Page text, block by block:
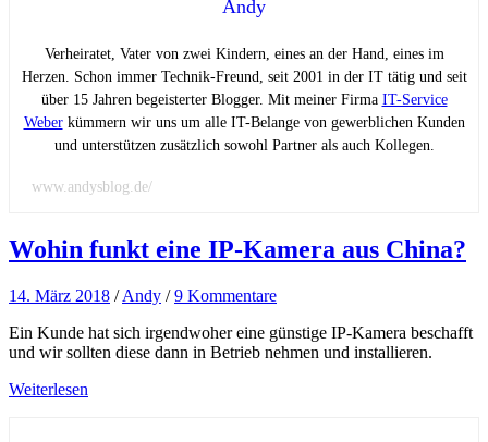
Andy
Verheiratet, Vater von zwei Kindern, eines an der Hand, eines im
Herzen. Schon immer Technik-Freund, seit 2001 in der IT tätig und seit
über 15 Jahren begeisterter Blogger. Mit meiner Firma IT-Service
Weberkümmern wir uns um alle IT-Belange von gewerblichen Kunden
und unterstützen zusätzlich sowohl Partner als auch Kollegen.
www.andysblog.de/
Wohin funkt eine IP-Kamera aus China?
14. März 2018 /Andy /9 Kommentare
Ein Kunde hat sich irgendwoher eine günstige IP-Kamera beschafft
und wir sollten diese dann in Betrieb nehmen und installieren.
Weiterlesen